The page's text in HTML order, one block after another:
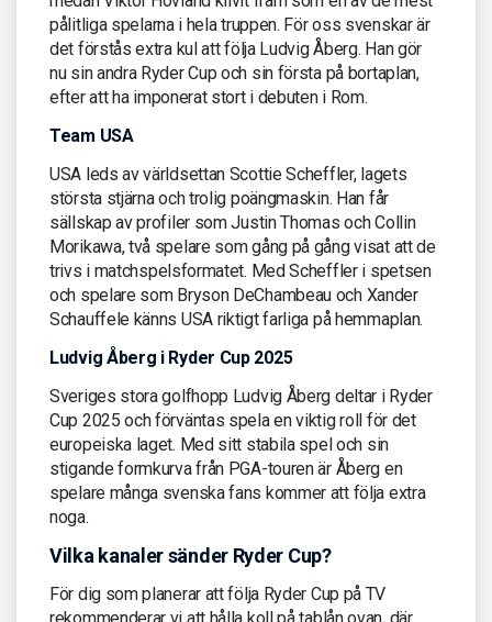
pålitliga spelarna i hela truppen. För oss svenskar är
det förstås extra kul att följa Ludvig Åberg. Han gör
nu sin andra Ryder Cup och sin första på bortaplan,
efter att ha imponerat stort i debuten i Rom.
Team USA
USA leds av världsettan Scottie Scheffler, lagets
största stjärna och trolig poängmaskin. Han får
sällskap av profiler som Justin Thomas och Collin
Morikawa, två spelare som gång på gång visat att de
trivs i matchspelsformatet. Med Scheffler i spetsen
och spelare som Bryson DeChambeau och Xander
Schauffele känns USA riktigt farliga på hemmaplan.
Ludvig Åberg i Ryder Cup 2025
Sveriges stora golfhopp Ludvig Åberg deltar i Ryder
Cup 2025 och förväntas spela en viktig roll för det
europeiska laget. Med sitt stabila spel och sin
stigande formkurva från PGA-touren är Åberg en
spelare många svenska fans kommer att följa extra
noga.
Vilka kanaler sänder Ryder Cup?
För dig som planerar att följa Ryder Cup på TV